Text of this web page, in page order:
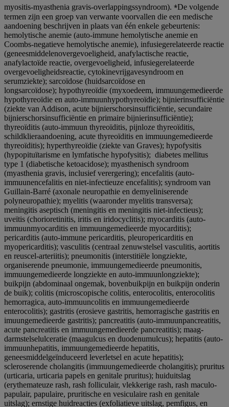
myositis-myasthenia gravis-overlappingssyndroom). ⁎De volgende
termen zijn een groep van verwante voorvallen die een medische
aandoening beschrijven in plaats van één enkele gebeurtenis:
hemolytische anemie (auto-immune hemolytische anemie en
Coombs-negatieve hemolytische anemie), infusiegerelateerde reactie
(geneesmiddelenovergevoeligheid, anafylactische reactie,
anafylactoïde reactie, overgevoeligheid, infusiegerelateerde
overgevoeligheidsreactie, cytokinevrijgavesyndroom en
serumziekte); sarcoïdose (huidsarcoïdose en
longsarcoïdose); hypothyreoïdie (myxoedeem, immuungemedieerde
hypothyreoïdie en auto‑immuunhypothyreoïdie); bijnierinsufficiëntie
(ziekte van Addison, acute bijnierschorsinsufficiëntie, secundaire
bijnierschorsinsufficiëntie en primaire bijnierinsufficiëntie);
thyreoïditis (auto-immuun thyreoïditis, pijnloze thyreoïditis,
schildklieraandoening, acute thyreoïditis en immuungemedieerde
thyreoïditis); hyperthyreoïdie (ziekte van Graves); hypofysitis
(hypopituïtarisme en lymfatische hypofysitis); diabetes mellitus
type 1 (diabetische ketoacidose); myasthenisch syndroom
(myasthenia gravis, inclusief verergering); encefalitis (auto-
immuunencefalitis en niet-infectieuze encefalitis); syndroom van
Guillain-Barré (axonale neuropathie en demyeliniserende
polyneuropathie); myelitis (waaronder myelitis transversa);
meningitis aseptisch (meningitis en meningitis niet-infectieus);
uveïtis (chorioretinitis, iritis en iridocyclitis); myocarditis (auto-
immuunmyocarditis en immuungemedieerde myocarditis);
pericarditis (auto-immune pericarditis, pleuropericarditis en
myopericarditis); vasculitis (centraal zenuwstelsel vasculitis, aortitis
en reuscel-arteriitis); pneumonitis (interstitiële longziekte,
organiserende pneumonie, immuungemedieerde pneumonitis,
immuungemedieerde longziekte en auto-immuunlongziekte);
buikpijn (abdominaal ongemak, bovenbuikpijn en buikpijn onderin
de buik); colitis (microscopische colitis, enterocolitis, enterocolitis
hemorragica, auto-immuuncolitis en immuungemedieerde
enterocolitis); gastritis (erosieve gastritis, hemorragische gastritis en
imuungemedieerde gastritis); pancreatitis (auto-immuunpancreatitis,
acute pancreatitis en immuungemedieerde pancreatitis); maag-
darmstelselulceratie (maagulcus en duodenumulcus); hepatitis (auto-
immuunhepatitis, immuungemedieerde hepatitis,
geneesmiddelgeïnduceerd leverletsel en acute hepatitis);
scleroserende cholangitis (immuungemedieerde cholangitis); pruritus
(urticaria, urticaria papels en genitale pruritus); huiduitslag
(erythemateuze rash, rash folliculair, vlekkerige rash, rash maculo-
papulair, papulaire, pruritische en vesiculaire rash en genitale
uitslag); ernstige huidreacties (exfoliatieve uitslag, pemfigus, en